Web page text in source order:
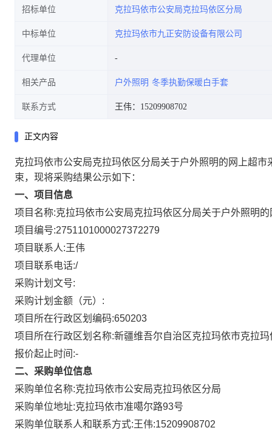
招标单位 克拉玛依市公安局克拉玛依区分局
中标单位 克拉玛依市九正安防设备有限公司
代理单位
相关产品 户外照明 冬季执勤保暖白手套
联系方式 王伟：15209908702
正文内容
克拉玛依市公安局克拉玛依区分局关于户外照明的网上超市
束，现将采购结果公示如下：
一、项目信息
项目名称:克拉玛依市公安局克拉玛依区分局关于户外照明
项目编号:2751101000027372279
项目联系人:王伟
项目联系电话:/
采购计划文号:
采购计划金额（元）:
项目所在行政区划编码:650203
项目所在行政区划名称:新疆维吾尔自治区克拉玛依市克拉玛
报价起止时间:-
二、采购单位信息
采购单位名称:克拉玛依市公安局克拉玛依区分局
采购单位地址:克拉玛依市准噶尔路93号
采购单位联系人和联系方式:王伟:15209908702